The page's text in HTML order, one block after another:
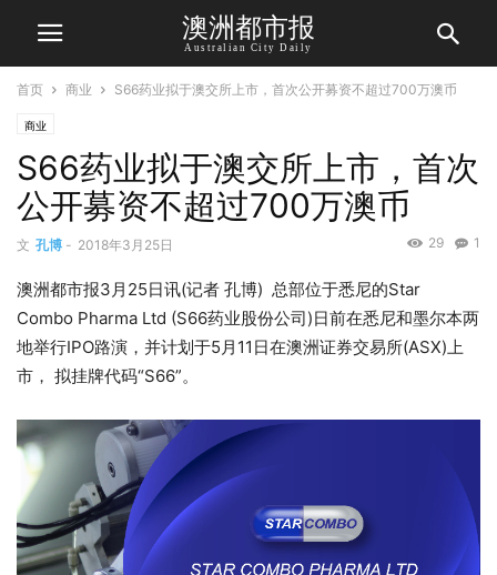
澳洲都市报
Australian City Daily
首页 商业 S66药业拟于澳交所上市，首次公开募资不超过700万澳币
商业
S66药业拟于澳交所上市，首次
公开募资不超过700万澳币
文 孔博 - 2018年3月25日 1
29
澳洲都市报3月25日讯(记者 孔博) 总部位于悉尼的Star
Combo Pharma Ltd (S66药业股份公司)日前在悉尼和墨尔本两
地举行IPO路演，并计划于5月11日在澳洲证券交易所(ASX)上
市， 拟挂牌代码“S66”。